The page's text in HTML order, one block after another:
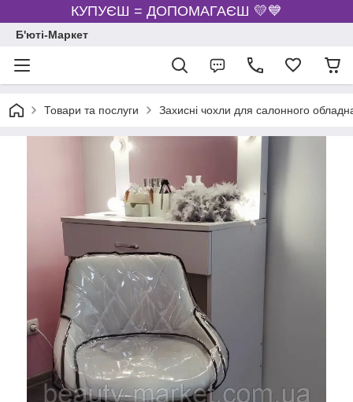
КУПУЄШ = ДОПОМАГАЄШ 💛💙
Б'юті-Маркет
Товари та послуги Захисні чохли для салонного